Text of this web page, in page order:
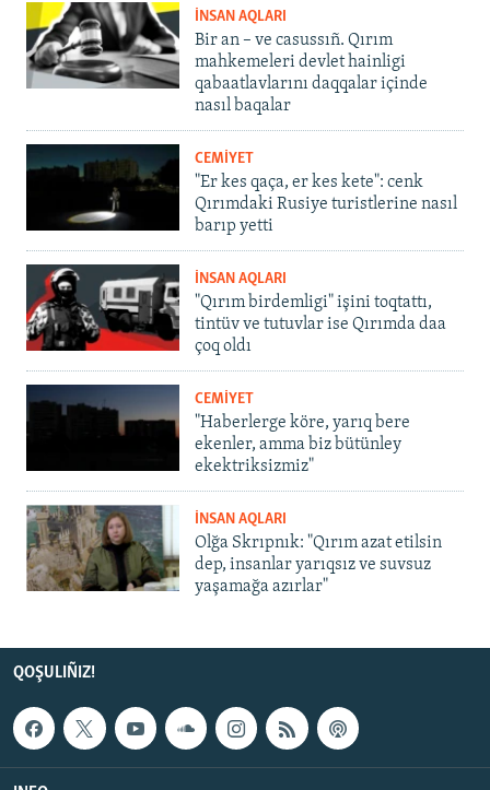
İNSAN AQLARI
Bir an – ve casussıñ. Qırım
mahkemeleri devlet hainligi
qabaatlavlarını daqqalar içinde
nasıl baqalar
CEMİYET
"Er kes qaça, er kes kete": cenk
Qırımdaki Rusiye turistlerine nasıl
barıp yetti
İNSAN AQLARI
"Qırım birdemligi" işini toqtattı,
tintüv ve tutuvlar ise Qırımda daa
çoq oldı
CEMİYET
"Haberlerge köre, yarıq bere
ekenler, amma biz bütünley
ekektriksizmiz"
İNSAN AQLARI
Olğa Skrıpnık: "Qırım azat etilsin
dep, insanlar yarıqsız ve suvsuz
yaşamağa azırlar"
QOŞULIÑIZ!